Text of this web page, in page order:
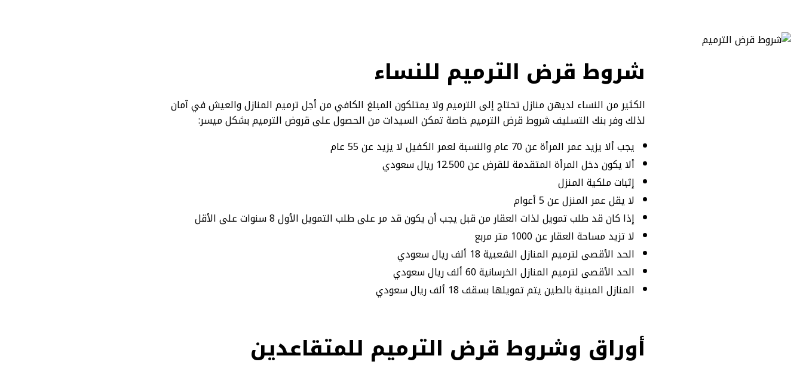
شروط قرض الترميم للنساء
الكثير من النساء لديهن منازل تحتاج إلى الترميم ولا يمتلكون المبلغ الكافي من أجل ترميم المنازل والعيش في آمان
لذلك وفر بنك التسليف شروط قرض الترميم خاصة تمكن السيدات من الحصول على قروض الترميم بشكل ميسر:
يجب ألا يزيد عمر المرأة عن 70 عام والنسبة لعمر الكفيل لا يزيد عن 55 عام
ألا يكون دخل المرأة المتقدمة للقرض عن 12.500 ريال سعودي
إثبات ملكية المنزل
لا يقل عمر المنزل عن 5 أعوام
إذا كان قد طلب تمويل لذات العقار من قبل يجب أن يكون قد مر على طلب التمويل الأول 8 سنوات على الأقل
لا تزيد مساحة العقار عن 1000 متر مربع
الحد الأقصى لترميم المنازل الشعبية 18 ألف ريال سعودي
الحد الأقصى لترميم المنازل الخرسانية 60 ألف ريال سعودي
المنازل المبنية بالطين يتم تمويلها بسقف 18 ألف ريال سعودي
أوراق وشروط قرض الترميم للمتقاعدين